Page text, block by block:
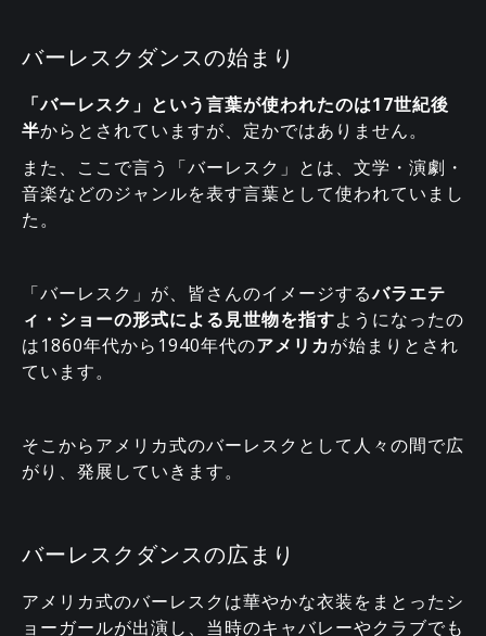
バーレスクダンスの始まり
「バーレスク」という言葉が使われたのは17世紀後
半からとされていますが、定かではありません。
また、ここで言う「バーレスク」とは、文学・演劇・
音楽などのジャンルを表す言葉として使われていまし
た。
「バーレスク」が、皆さんのイメージするバラエテ
ィ・ショーの形式による見世物を指すようになったの
は1860年代から1940年代のアメリカが始まりとされ
ています。
そこからアメリカ式のバーレスクとして人々の間で広
がり、発展していきます。
バーレスクダンスの広まり
アメリカ式のバーレスクは華やかな衣装をまとったシ
ョーガールが出演し、当時のキャバレーやクラブでも